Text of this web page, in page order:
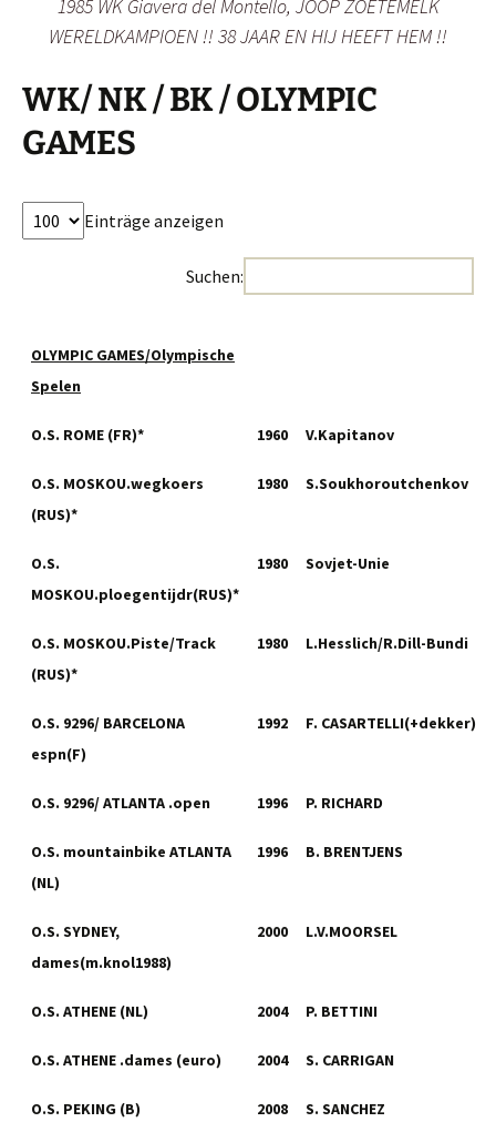
1985 WK Giavera del Montello, JOOP ZOETEMELK
WERELDKAMPIOEN !! 38 JAAR EN HIJ HEEFT HEM !!
WK/ NK / BK / OLYMPIC
GAMES
Einträge anzeigen
Suchen:
OLYMPIC GAMES/Olympische
Spelen
O.S. ROME (FR)* 1960 V.Kapitanov
O.S. MOSKOU.wegkoers
(RUS)*
1980 S.Soukhoroutchenkov
O.S.
MOSKOU.ploegentijdr(RUS)*
1980 Sovjet-Unie
O.S. MOSKOU.Piste/Track
(RUS)*
1980 L.Hesslich/R.Dill-Bundi
O.S. 9296/ BARCELONA
espn(F)
1992 F. CASARTELLI(+dekker)
O.S. 9296/ ATLANTA .open 1996 P. RICHARD
O.S. mountainbike ATLANTA
(NL)
1996 B. BRENTJENS
O.S. SYDNEY,
dames(m.knol1988)
2000 L.V.MOORSEL
O.S. ATHENE (NL) 2004 P. BETTINI
O.S. ATHENE .dames (euro) 2004 S. CARRIGAN
O.S. PEKING (B) 2008 S. SANCHEZ